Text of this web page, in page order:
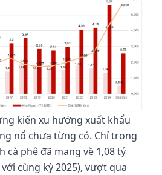
kiến xu hướng xuất khẩu
nổ chưa từng có. Chỉ trong
cà phê đã mang về 1,08 tỷ
với cùng kỳ 2025), vượt qua